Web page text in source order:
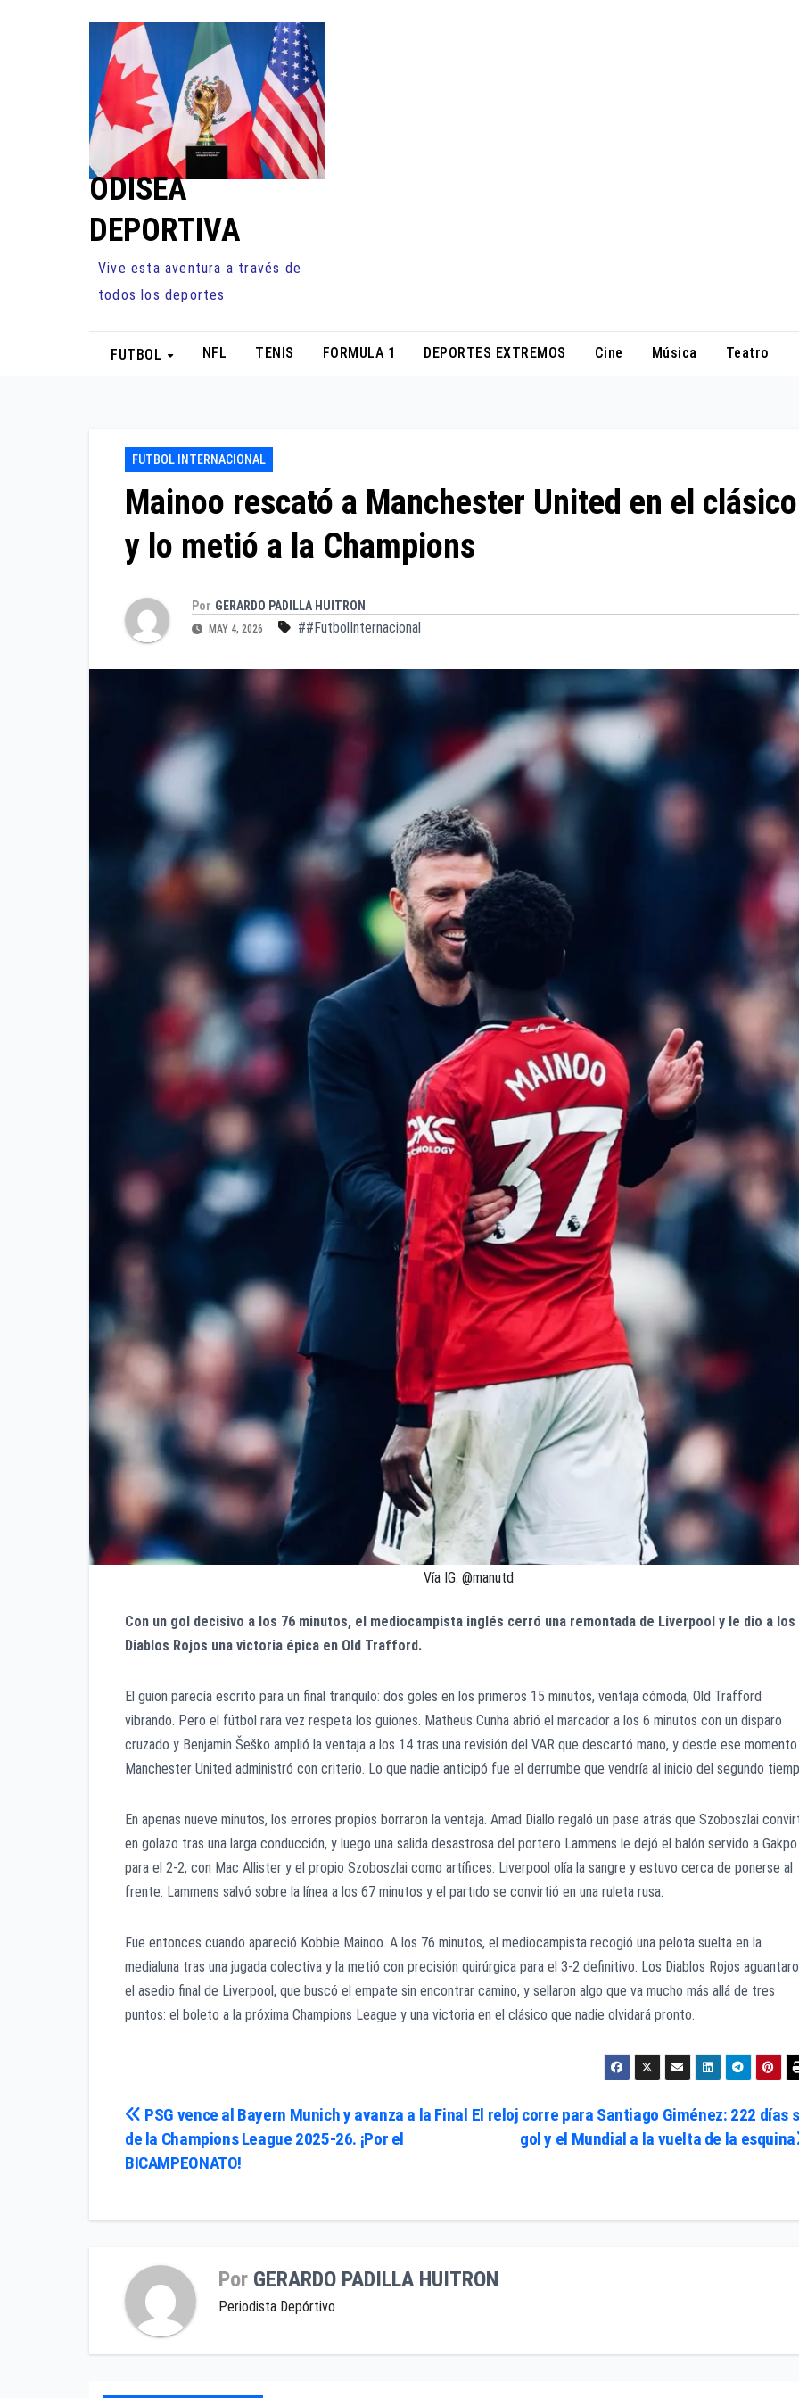
ODISEA
DEPORTIVA
Vive esta aventura a través de
todos los deportes
FUTBOL NFL TENIS FORMULA 1 DEPORTES EXTREMOS Cine Música Teatro
FUTBOL INTERNACIONAL
Mainoo rescató a Manchester United en el clásico
y lo metió a la Champions
Por GERARDO PADILLA HUITRON
MAY 4, 2026 ##FutbolInternacional
Vía IG: @manutd
Con un gol decisivo a los 76 minutos, el mediocampista inglés cerró una remontada de Liverpool y le dio a los
Diablos Rojos una victoria épica en Old Trafford.
El guion parecía escrito para un final tranquilo: dos goles en los primeros 15 minutos, ventaja cómoda, Old Trafford
vibrando. Pero el fútbol rara vez respeta los guiones. Matheus Cunha abrió el marcador a los 6 minutos con un disparo
cruzado y Benjamin Šeško amplió la ventaja a los 14 tras una revisión del VAR que descartó mano, y desde ese momento
Manchester United administró con criterio. Lo que nadie anticipó fue el derrumbe que vendría al inicio del segundo
En apenas nueve minutos, los errores propios borraron la ventaja. Amad Diallo regaló un pase atrás que Szoboszlai
en golazo tras una larga conducción, y luego una salida desastrosa del portero Lammens le dejó el balón servido a Gakpo
para el 2-2, con Mac Allister y el propio Szoboszlai como artífices. Liverpool olía la sangre y estuvo cerca de ponerse al
frente: Lammens salvó sobre la línea a los 67 minutos y el partido se convirtió en una ruleta rusa.
Fue entonces cuando apareció Kobbie Mainoo. A los 76 minutos, el mediocampista recogió una pelota suelta en la
medialuna tras una jugada colectiva y la metió con precisión quirúrgica para el 3-2 definitivo. Los Diablos Rojos
el asedio final de Liverpool, que buscó el empate sin encontrar camino, y sellaron algo que va mucho más allá de tres
puntos: el boleto a la próxima Champions League y una victoria en el clásico que nadie olvidará pronto.
Navegación
de
El reloj corre para Santiago Giménez: 222 días
gol y el Mundial a la vuelta de la esquina
PSG vence al Bayern Munich y avanza a la Final
de la Champions League 2025-26. ¡Por el
BICAMPEONATO!
Por GERARDO PADILLA HUITRON
Periodista Depórtivo